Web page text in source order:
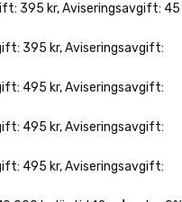
395 kr, Aviseringsavgift: 45
395 kr, Aviseringsavgift:
495 kr, Aviseringsavgift:
495 kr, Aviseringsavgift:
495 kr, Aviseringsavgift: